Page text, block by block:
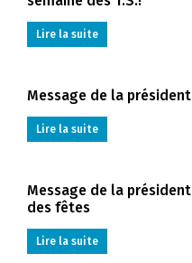
Lire la suite
Message de la
Lire la suite
Message de la
des fêtes
Lire la suite